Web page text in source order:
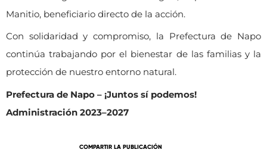
Manitio, beneficiario directo de la acción.
Con solidaridad y compromiso, la Prefectura de Napo
continúa trabajando por el bienestar de las familias y la
protección de nuestro entorno natural.
Prefectura de Napo – ¡Juntos sí podemos!
Administración 2023–2027
COMPARTIR LA PUBLICACIÓN